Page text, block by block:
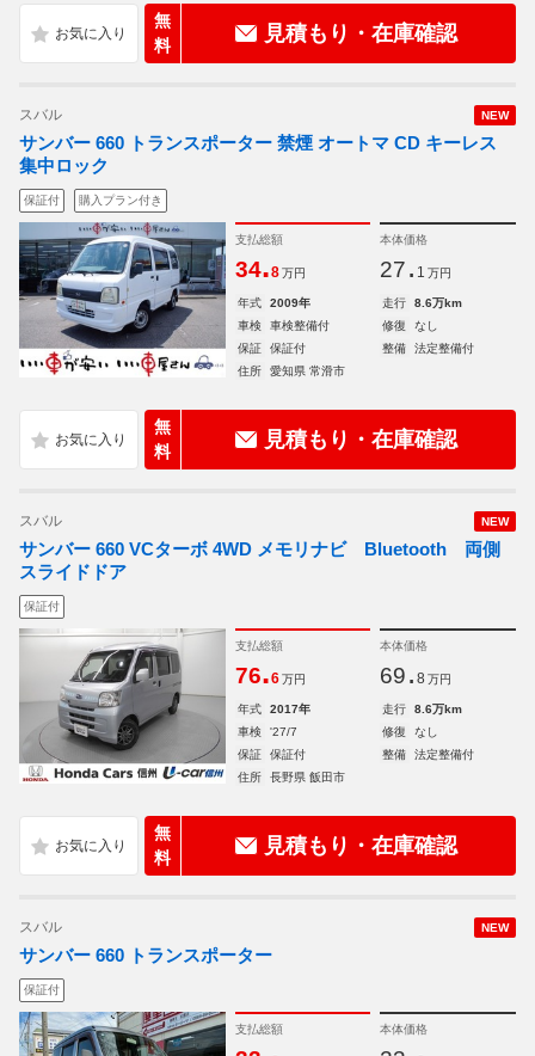
無
料
見積もり・在庫確認
NEW
スバル
サンバー 660 トランスポーター 禁煙 オートマ CD キーレス
集中ロック
保証付 購入プラン付き
支払総額
34.8 万円
本体価格
27. 1 万円
年式 2009年 走行
8.6万km
車検
車検整備付 修復
なし
保証
保証付 整備
法定整備付
住所
愛知県 常滑市
無
料
見積もり・在庫確認
NEW
スバル
サンバー 660 VCターボ 4WD メモリナビ Bluetooth 両側
スライドドア
保証付
支払総額
76.6 万円
本体価格
69. 8 万円
年式 2017年 走行
8.6万km
車検
'27/7 修復
なし
保証
保証付 整備
法定整備付
住所
長野県 飯田市
無
料
見積もり・在庫確認
NEW
スバル
サンバー 660 トランスポーター
保証付
支払総額 本体価格